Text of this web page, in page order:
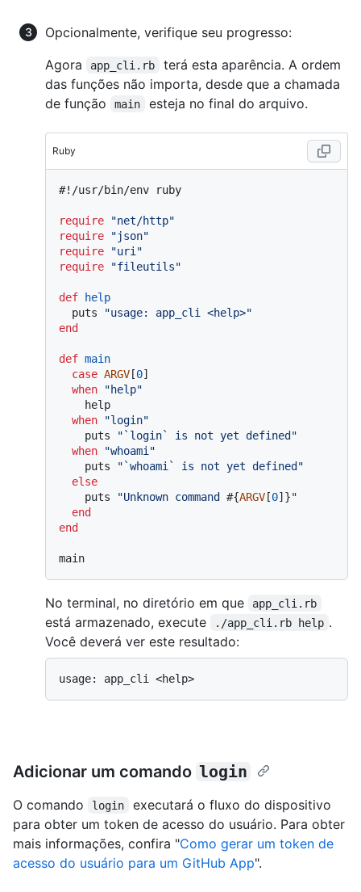
Opcionalmente, verifique seu progresso:
Agora
app_cli.rb
terá esta aparência. A ordem
das funções não importa, desde que a chamada
de função
main esteja no final do arquivo.
Ruby
#!/usr/bin/env ruby
require
"net/http"
require
"json"
require
"uri"
require
"fileutils"
def
help
  puts
"usage: app_cli <help>"
end
def main
case ARGV [0]
when
"help"
when
"login"
    puts
"`login` is not yet defined"
when
"whoami"
    puts
"`whoami` is not yet defined"
else
    puts
"Unknown command #{ARGV [0]}"
end
end
No terminal, no diretório em que app_cli.rb
está armazenado, execute ./app_cli.rb help .
Você deverá ver este resultado:
Adicionar um comando login
O comando login
executará o fluxo do dispositivo
para obter um token de acesso do usuário. Para obter
mais informações, confira "Como gerar um token de
acesso do usuário para um GitHub App".